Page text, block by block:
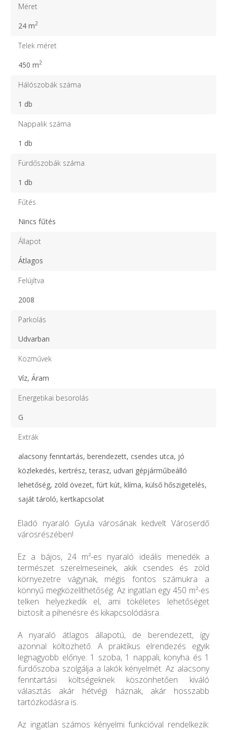
Méret
24 m2
Telek méret
450 m2
Hálószobák száma
1 db
Nappalik száma
1 db
Fürdőszobák száma
1 db
Fűtés
Nincs fűtés
Állapot
Átlagos
Felújítva
2008
Parkolás
Udvarban
Közművek
Víz, Áram
Energetikai besorolás
G
Extrák
alacsony fenntartás, berendezett, csendes utca, jó
közlekedés, kertrész, terasz, udvari gépjárműbeálló
lehetőség, zöld övezet, fúrt kút, klíma, külső hőszigetelés,
saját tároló, kertkapcsolat
Eladó nyaraló Gyula városának kedvelt Városerdő
városrészében!
Ez a bájos, 24 m²-es nyaraló ideális menedék a
természet szerelmeseinek, akik csendes és zöld
környezetre vágynak, mégis fontos számukra a
könnyű megközelíthetőség. Az ingatlan egy 450 m²-es
telken helyezkedik el, ami tökéletes lehetőséget
biztosít a pihenésre és kikapcsolódásra.
A nyaraló átlagos állapotú, de berendezett, így
azonnal költözhető. A praktikus elrendezés egyik
legnagyobb előnye: 1 szoba, 1 nappali, konyha és 1
fürdőszoba szolgálja a lakók kényelmét. Az alacsony
fenntartási költségeknek köszönhetően kiváló
választás akár hétvégi háznak, akár hosszabb
tartózkodásra is.
Az ingatlan számos kényelmi funkcióval rendelkezik: